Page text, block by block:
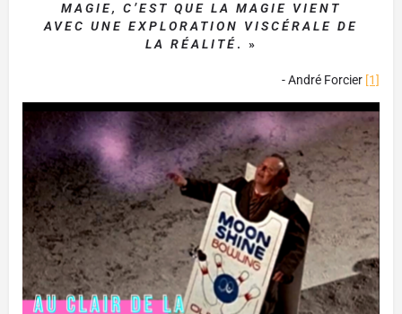
MAGIE, C’EST QUE LA MAGIE VIENT
AVEC UNE EXPLORATION VISCÉRALE DE
LA RÉALITÉ. »
- André Forcier [1]